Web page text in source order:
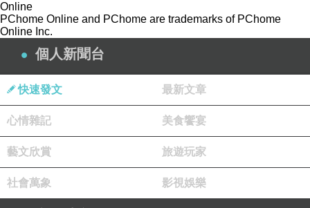
Online
PChome Online and PChome are trademarks of PChome
Online Inc.
個人新聞台
快速發文 最新文章
心情雜記 美食饗宴
藝文欣賞 旅遊玩家
社會萬象 影視娛樂